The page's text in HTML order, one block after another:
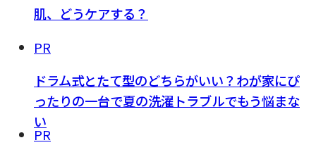
肌、どうケアする？
PR
ドラム式とたて型のどちらがいい？わが家にぴ
ったりの一台で夏の洗濯トラブルでもう悩まな
い
PR